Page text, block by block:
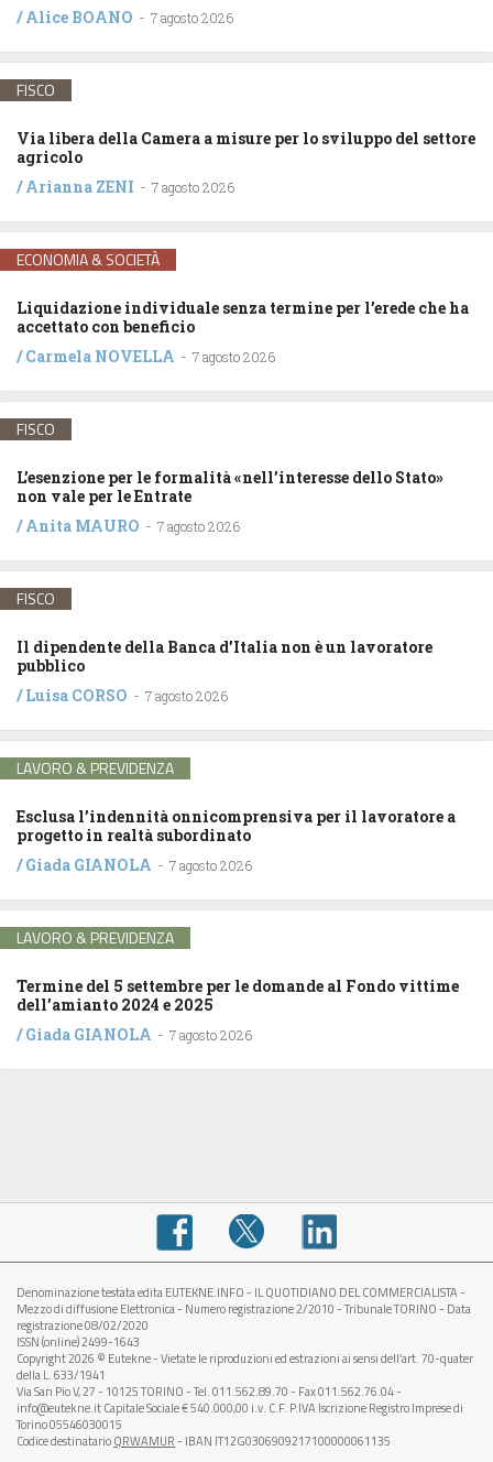
/Alice BOANO - 7 agosto 2026
FISCO
Via libera della Camera a misure per lo sviluppo del settore
agricolo
/Arianna ZENI - 7 agosto 2026
ECONOMIA & SOCIETÀ
Liquidazione individuale senza termine per l’erede che ha
accettato con beneficio
/Carmela NOVELLA - 7 agosto 2026
FISCO
L’esenzione per le formalità «nell’interesse dello Stato»
non vale per le Entrate
/Anita MAURO - 7 agosto 2026
FISCO
Il dipendente della Banca d’Italia non è un lavoratore
pubblico
/Luisa CORSO - 7 agosto 2026
LAVORO & PREVIDENZA
Esclusa l’indennità onnicomprensiva per il lavoratore a
progetto in realtà subordinato
/Giada GIANOLA - 7 agosto 2026
LAVORO & PREVIDENZA
Termine del 5 settembre per le domande al Fondo vittime
dell’amianto 2024 e 2025
/Giada GIANOLA - 7 agosto 2026
Denominazione testata edita EUTEKNE.INFO - IL QUOTIDIANO DEL COMMERCIALISTA -
Mezzo di diffusione Elettronica - Numero registrazione 2/2010 - Tribunale TORINO - Data
registrazione 08/02/2020
ISSN (online) 2499-1643
Copyright 2026 © Eutekne - Vietate le riproduzioni ed estrazioni ai sensi dell’art. 70-quater
della L. 633/1941
Via San Pio V, 27 - 10125 TORINO - Tel. 011.562.89.70 - Fax 011.562.76.04 -
info@eutekne.it Capitale Sociale € 540.000,00 i.v. C.F. P.IVA Iscrizione Registro Imprese di
Torino 05546030015
Codice destinatarioQRWAMUR- IBAN IT12G0306909217100000061135